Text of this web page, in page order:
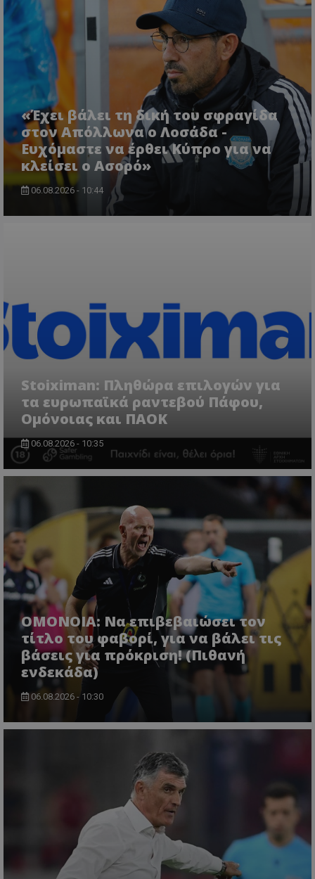
«Έχει βάλει τη δική του σφραγίδα
στον Απόλλωνα ο Λοσάδα -
Ευχόμαστε να έρθει Κύπρο για να
κλείσει ο Ασορό»
06.08.2026 - 10:44
Stoiximan: Πληθώρα επιλογών για
τα ευρωπαϊκά ραντεβού Πάφου,
Ομόνοιας και ΠΑΟΚ
06.08.2026 - 10:35
ΟΜΟΝΟΙΑ: Να επιβεβαιώσει τον
τίτλο του φαβορί, για να βάλει τις
βάσεις για πρόκριση! (Πιθανή
ενδεκάδα)
06.08.2026 - 10:30